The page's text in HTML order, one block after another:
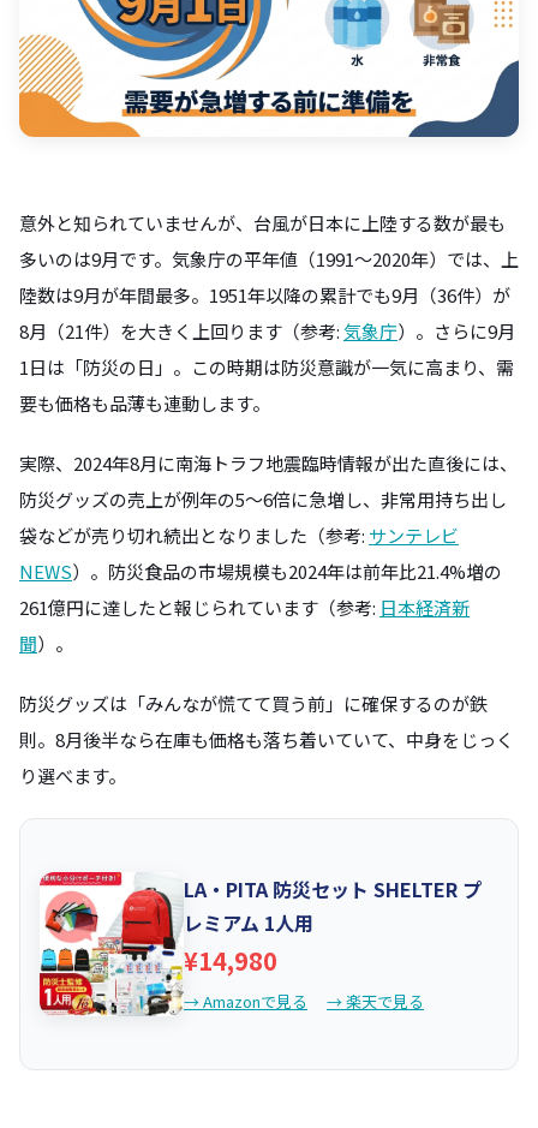
意外と知られていませんが、台風が日本に上陸する数が最も
多いのは9月です。気象庁の平年値（1991〜2020年）では、上
陸数は9月が年間最多。1951年以降の累計でも9月（36件）が
8月（21件）を大きく上回ります（参考:気象庁）。さらに9月
1日は「防災の日」。この時期は防災意識が一気に高まり、需
要も価格も品薄も連動します。
実際、2024年8月に南海トラフ地震臨時情報が出た直後には、
防災グッズの売上が例年の5〜6倍に急増し、非常用持ち出し
袋などが売り切れ続出となりました（参考:サンテレビ
NEWS）。防災食品の市場規模も2024年は前年比21.4%増の
261億円に達したと報じられています（参考: 日本経済新
聞）。
防災グッズは「みんなが慌てて買う前」に確保するのが鉄
則。8月後半なら在庫も価格も落ち着いていて、中身をじっく
り選べます。
LA・PITA 防災セット SHELTER プ
レミアム 1人用
¥14,980
→ Amazonで見る → 楽天で見る